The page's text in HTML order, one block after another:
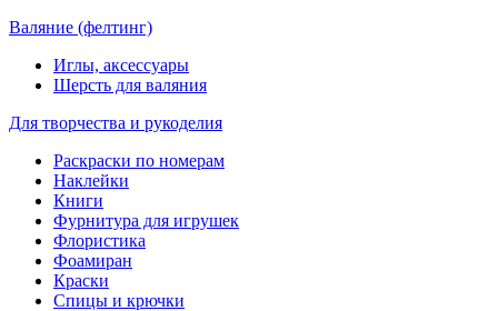
Валяние (фелтинг)
Иглы, аксессуары
Шерсть для валяния
Для творчества и рукоделия
Раскраски по номерам
Наклейки
Книги
Фурнитура для игрушек
Флористика
Фоамиран
Краски
Спицы и крючки